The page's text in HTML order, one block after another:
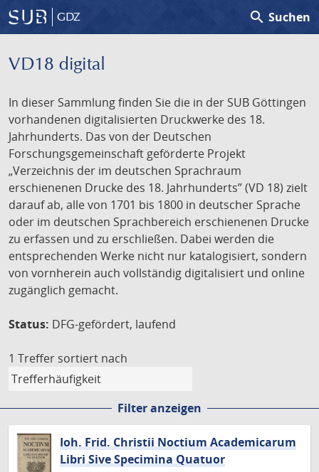
GDZ search Suchen
VD18 digital
In dieser Sammlung finden Sie die in der SUB Göttingen
vorhandenen digitalisierten Druckwerke des 18.
Jahrhunderts. Das von der Deutschen
Forschungsgemeinschaft geförderte Projekt
„Verzeichnis der im deutschen Sprachraum
erschienenen Drucke des 18. Jahrhunderts” (VD 18) zielt
darauf ab, alle von 1701 bis 1800 in deutscher Sprache
oder im deutschen Sprachbereich erschienenen Drucke
zu erfassen und zu erschließen. Dabei werden die
entsprechenden Werke nicht nur katalogisiert, sondern
von vornherein auch vollständig digitalisiert und online
zugänglich gemacht.
Status: DFG-gefördert, laufend
1 Treffer sortiert nach
Filter anzeigen
Ioh. Frid. Christii Noctium Academicarum
Libri Sive Specimina Quatuor